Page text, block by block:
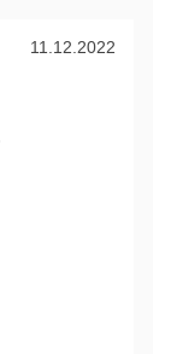
11.12.2022